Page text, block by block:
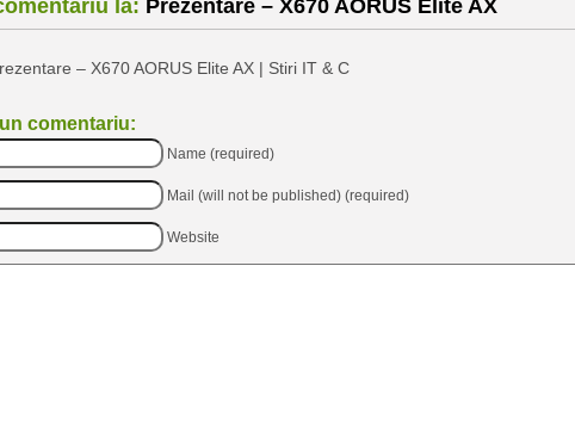
la: Prezentare – X670 AORUS Elite AX
– X670 AORUS Elite AX | Stiri IT & C
comentariu:
Name (required)
Mail (will not be published) (required)
Website